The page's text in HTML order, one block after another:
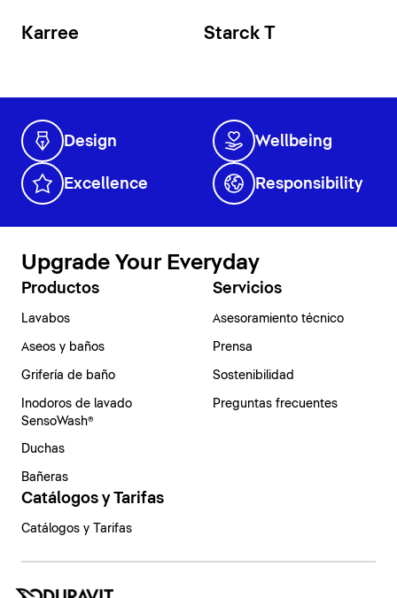
Karree Starck T
Design Wellbeing
Excellence Responsibility
Upgrade Your Everyday
Productos
Lavabos
Aseos y baños
Grifería de baño
Inodoros de lavado
SensoWash®
Duchas
Bañeras
Servicios
Asesoramiento técnico
Prensa
Sostenibilidad
Preguntas frecuentes
Catálogos y Tarifas
Catálogos y Tarifas